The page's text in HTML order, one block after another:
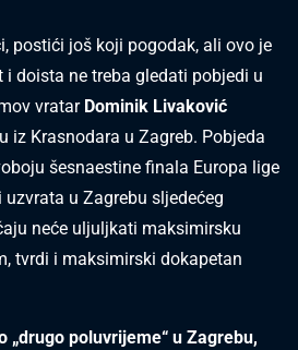
postići još koji pogodak, ali ovo je
doista ne treba gledati pobjedi u
vratar Dominik Livaković
iz Krasnodara u Zagreb. Pobjeda
šesnaestine finala Europa lige
uzvrata u Zagrebu sljedećeg
neće uljuljkati maksimirsku
tvrdi i maksimirski dokapetan
„drugo poluvrijeme“ u Zagrebu,